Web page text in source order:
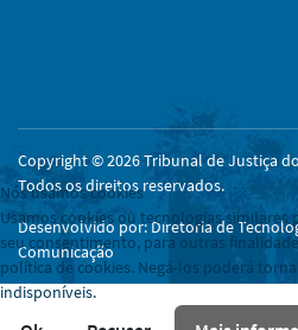
Copyright © 2026 Tribunal de Justiça
Todos os direitos reservados.
Desenvolvido por: Diretoria de
Comunicação
Nós usamos cookies
Usamos cookies ou tecnologias similares
seu consentimento, para outras
política de cookies. Negá-los poderá
indisponíveis.